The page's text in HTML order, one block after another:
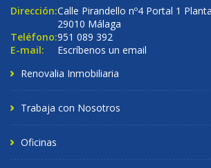
Dirección:Calle Pirandello nº4 Portal 1
29010 Málaga
Teléfono:951 089 392
E-mail:
Escríbenos un email
Renovalia Inmobiliaria
Trabaja con Nosotros
Oficinas